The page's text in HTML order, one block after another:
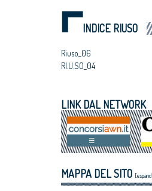
INDICE RIUSO
Riuso_06
RI.U.SO_04
LINK DAL NETWORK
MAPPA DEL SITO